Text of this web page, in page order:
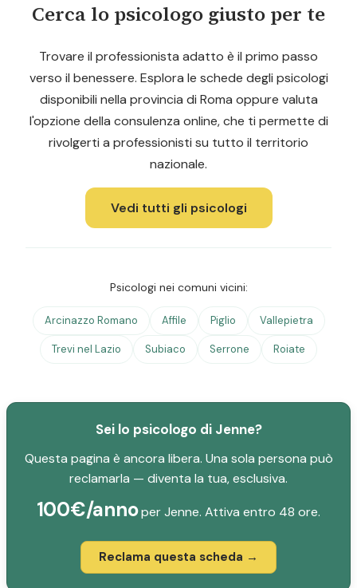
Cerca lo psicologo giusto per te
Trovare il professionista adatto è il primo passo
verso il benessere. Esplora le schede degli psicologi
disponibili nella provincia di Roma oppure valuta
l'opzione della consulenza online, che ti permette di
rivolgerti a professionisti su tutto il territorio
nazionale.
Vedi tutti gli psicologi
Psicologi nei comuni vicini:
Arcinazzo Romano Affile Piglio Vallepietra
Trevi nel Lazio Subiaco Serrone Roiate
Sei lo psicologo di Jenne?
Questa pagina è ancora libera. Una sola persona può
reclamarla — diventa la tua, esclusiva.
100€/annoper Jenne. Attiva entro 48 ore.
Reclama questa scheda →